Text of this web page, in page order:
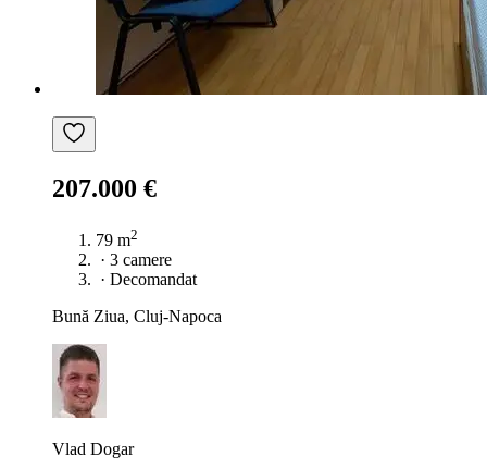
207.000 €
79 m2
· 3 camere
· Decomandat
Bună Ziua, Cluj-Napoca
Vlad Dogar